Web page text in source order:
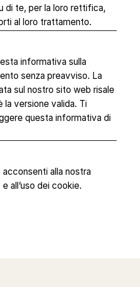
di te, per la loro rettifica,
al loro trattamento.
informativa sulla
senza preavviso. La
sul nostro sito web risale
la versione valida. Ti
questa informativa di
alla nostra
all’uso dei cookie.